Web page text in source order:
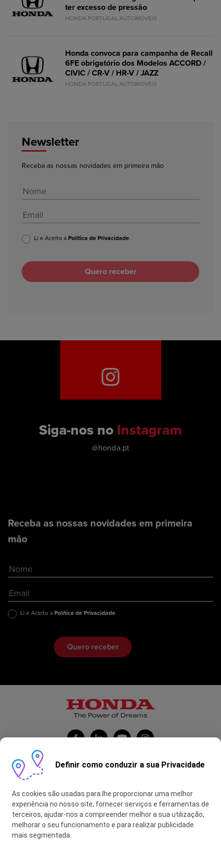
ter excesso de pressão
HONDA PORTUGAL AUTOMÓVEIS
Honda convoca para campanha de Recall
6FE obrigatório dos Modelos ACCORD /
CIVIC / CR-V / HR-V / JAZZ
HONDA PORTUGAL AUTOMÓVEIS
Newsletter
Receba as nossas novidades em primeira mão
Li e Aceito a Política de Privacidade
Siga-nos no Instagram
@honda.pt
Receba as nossas novidades em primeira
mão
Li e Aceito a Política de Privacidade.
Honda Portugal Automóveis
Contas Feitas
myHONDA
Definir como conduzir a sua Privacidade
As cookies são usadas para lhe proporcionar uma melhor
experiência no nosso site, fornecer serviços e ferramentas de
terceiros, ajudar-nos a compreender melhor a sua utilização,
melhorar o seu funcionamento e para realizar publicidade
mais segmentada.